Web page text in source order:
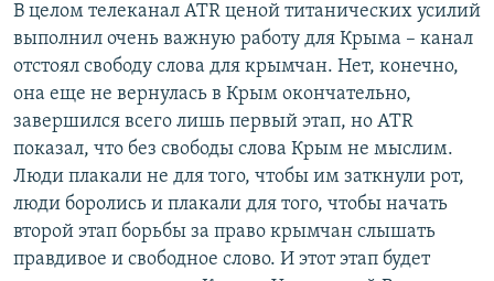
В целом телеканал ATR ценой титанических усилий
выполнил очень важную работу для Крыма – канал
отстоял свободу слова для крымчан. Нет, конечно,
она еще не вернулась в Крым окончательно,
завершился всего лишь первый этап, но ATR
показал, что без свободы слова Крым не мыслим.
Люди плакали не для того, чтобы им заткнули рот,
люди боролись и плакали для того, чтобы начать
второй этап борьбы за право крымчан слышать
правдивое и свободное слово. И этот этап будет